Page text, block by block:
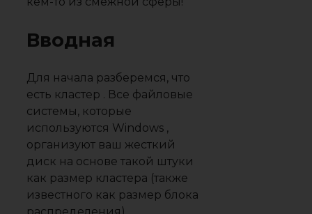
Вводная
Для начала разберемся, что
есть кластер . Все файловые
системы, которые
используются Windows ,
организуют ваш жесткий
диск на основе такой штуки
как размер кластера (также
известного как размер блока